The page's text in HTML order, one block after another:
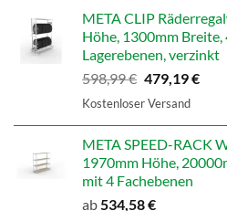
META CLIP
Höhe, 1300mm
Lagerebenen, verzinkt
598,99€
Preis
479,19€
Kostenloser Versand
META SPEED-RACK
1970mm Höhe,
mit 4 Fachebenen
ab 534,58€